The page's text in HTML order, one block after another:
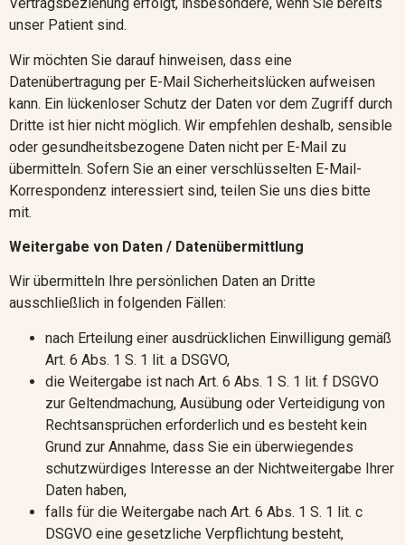
unser Patient sind.
Wir möchten Sie darauf hinweisen, dass eine
Datenübertragung per E-Mail Sicherheitslücken aufweisen
kann. Ein lückenloser Schutz der Daten vor dem Zugriff durch
Dritte ist hier nicht möglich. Wir empfehlen deshalb, sensible
oder gesundheitsbezogene Daten nicht per E-Mail zu
übermitteln. Sofern Sie an einer verschlüsselten E-Mail-
Korrespondenz interessiert sind, teilen Sie uns dies bitte
mit.
Weitergabe von Daten / Datenübermittlung
Wir übermitteln Ihre persönlichen Daten an Dritte
ausschließlich in folgenden Fällen:
nach Erteilung einer ausdrücklichen Einwilligung gemäß
Art. 6 Abs. 1 S. 1 lit. a DSGVO,
die Weitergabe ist nach Art. 6 Abs. 1 S. 1 lit. f DSGVO
zur Geltendmachung, Ausübung oder Verteidigung von
Rechtsansprüchen erforderlich und es besteht kein
Grund zur Annahme, dass Sie ein überwiegendes
schutzwürdiges Interesse an der Nichtweitergabe Ihrer
Daten haben,
falls für die Weitergabe nach Art. 6 Abs. 1 S. 1 lit. c
DSGVO eine gesetzliche Verpflichtung besteht,